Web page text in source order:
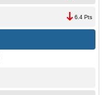
6.4 Pts